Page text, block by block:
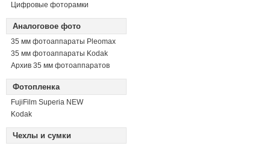
Цифровые фоторамки
Аналоговое фото
35 мм фотоаппараты Pleomax
35 мм фотоаппараты Kodak
Архив 35 мм фотоаппаратов
Фотопленка
FujiFilm Superia NEW
Kodak
Чехлы и сумки